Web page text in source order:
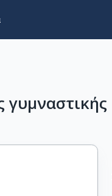
γυμναστικής